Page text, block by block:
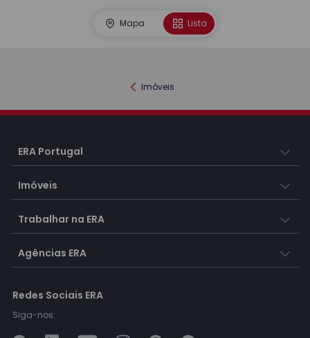
Mapa Lista
Imóveis
ERA Portugal
Imóveis
Trabalhar na ERA
Agências ERA
Redes Sociais ERA
Siga-nos: